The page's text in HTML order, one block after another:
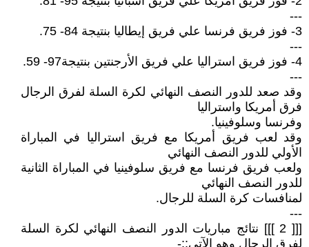
---
3- فوز فريق فرنسا علي فريق إيطاليا بنتيجة 84- 75.
---
4- فوز فريق استراليا علي فريق الأرجنتين بنتيجة97- 59.
---
وقد صعد للدور النصف النهائي لكرة السلة لفرق الرجال
فرق أمريكا واستراليا
وفرنسا وسلوفينيا.
وقد لعب فريق أمريكا مع فريق استراليا في المباراة
الأولي للدور النصف النهائي
ولعب فريق فرنسا مع فريق سلوفينيا في المباراة الثانية
للدور النصف النهائي
لمنافسات كرة السلة للرجال.
---
[[[ 2 ]]] نتائج مباريات الدور النصف النهائي لكرة السلة
لفرق الرجال وهو الآتي::-